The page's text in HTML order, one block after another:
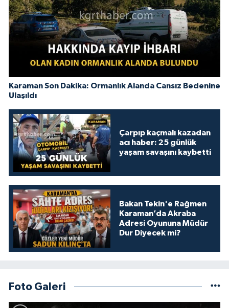
Karaman Son Dakika: Ormanlık Alanda Cansız Bedenine
Ulaşıldı
Çarpıp kaçmalı kazadan
acı haber: 25 günlük
yaşam savaşını kaybetti
Bakan Tekin'e Rağmen
Karaman’da Akraba
Adresi Oyununa Müdür
Dur Diyecek mi?
Foto Galeri